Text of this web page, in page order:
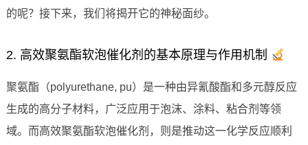
的呢？接下来，我们将揭开它的神秘面纱。
2. 高效聚氨酯软泡催化剂的基本原理与作用机制
聚氨酯（polyurethane, pu）是一种由异氰酸酯和多元醇反应
生成的高分子材料，广泛应用于泡沫、涂料、粘合剂等领
域。而高效聚氨酯软泡催化剂，则是推动这一化学反应顺利